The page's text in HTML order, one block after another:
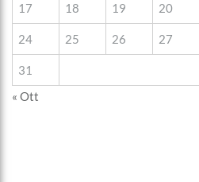
17 18 19 20
24 25 26 27
31
« Ott